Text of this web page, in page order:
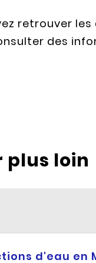
retrouver
des
plus loin
d'eau en